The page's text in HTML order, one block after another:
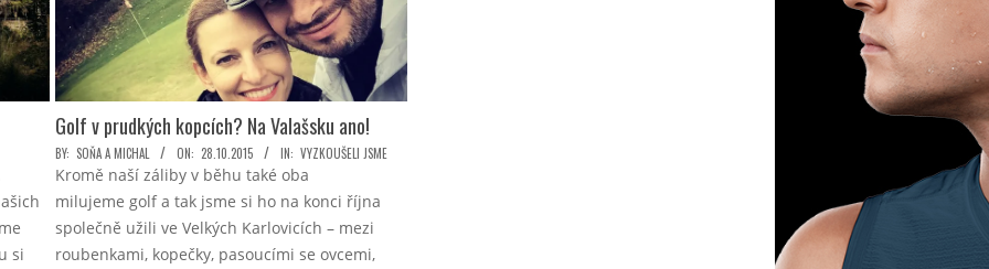
si
Golf v prudkých kopcích? Na Valašsku ano!
2015-
10-
28
BY: SOŇA A MICHAL ON: 28.10.2015 IN: VYZKOUŠELI JSME
Kromě naší záliby v běhu také oba
milujeme golf a tak jsme si ho na konci října
společně užili ve Velkých Karlovicích – mezi
roubenkami, kopečky, pasoucími se ovcemi,